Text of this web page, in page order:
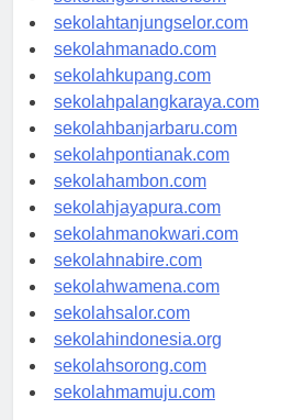
sekolahgorontalo.com
sekolahtanjungselor.com
sekolahmanado.com
sekolahkupang.com
sekolahpalangkaraya.com
sekolahbanjarbaru.com
sekolahpontianak.com
sekolahambon.com
sekolahjayapura.com
sekolahmanokwari.com
sekolahnabire.com
sekolahwamena.com
sekolahsalor.com
sekolahindonesia.org
sekolahsorong.com